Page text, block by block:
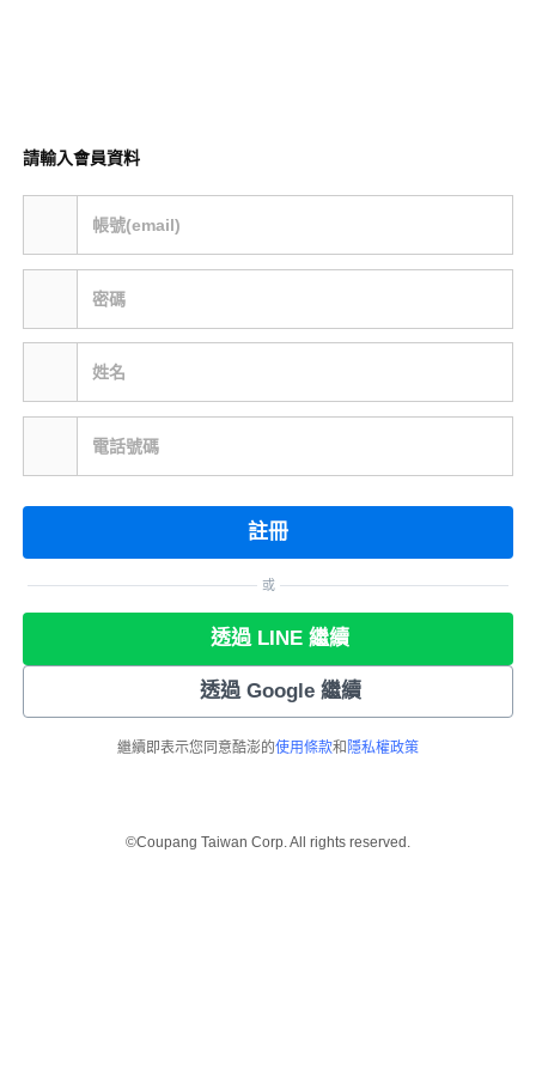
請輸入會員資料
帳號(email)
密碼
姓名
電話號碼
註冊
或
透過 LINE 繼續
透過 Google 繼續
繼續即表示您同意酷澎的使用條款和 隱私權政策
©Coupang Taiwan Corp. All rights reserved.